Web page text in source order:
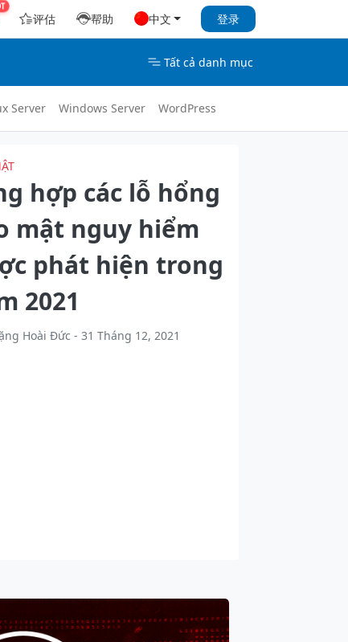
评估 帮助 中文 登录
Tất cả danh mục
Server Windows Server WordPress
hợp các lỗ hổng
mật nguy hiểm
phát hiện trong
2021
Hoài Đức - 31 Tháng 12, 2021